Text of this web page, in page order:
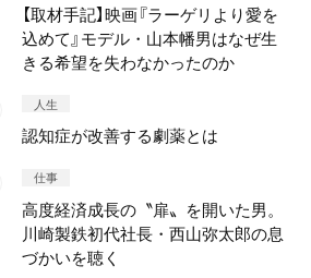
【取材手記】映画『ラーゲリより愛を
込めて』モデル・山本幡男はなぜ生
きる希望を失わなかったのか
人生
認知症が改善する劇薬とは
仕事
高度経済成長の〝扉〟を開いた男。
川崎製鉄初代社長・西山弥太郎の息
づかいを聴く